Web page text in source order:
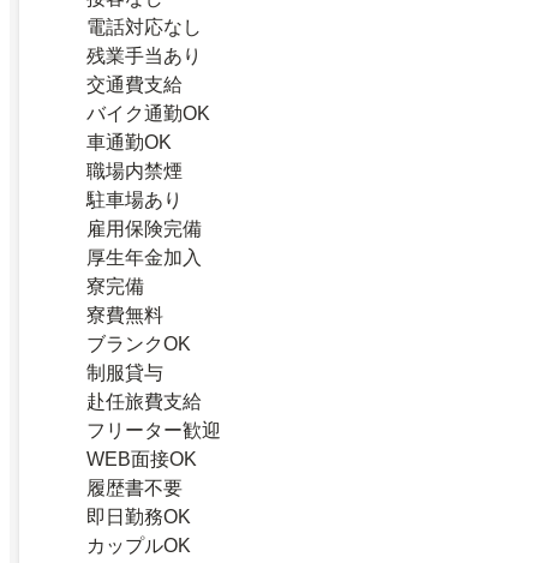
電話対応なし
残業手当あり
交通費支給
バイク通勤OK
車通勤OK
職場内禁煙
駐車場あり
雇用保険完備
厚生年金加入
寮完備
寮費無料
ブランクOK
制服貸与
赴任旅費支給
フリーター歓迎
WEB面接OK
履歴書不要
即日勤務OK
カップルOK